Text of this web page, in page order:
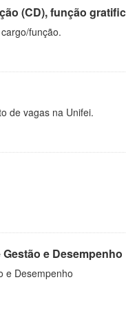
(CD), função
função.
de vagas na Unifei.
e Desempenho
e Desempenho